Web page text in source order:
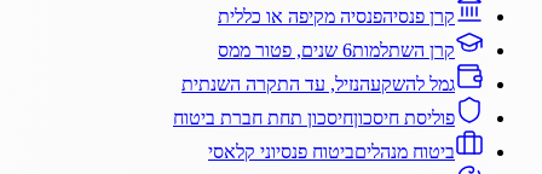
קרן פנסיהפנסיה מקיפה או כללית
קרן השתלמות6 שנים, פטור ממס
גמל להשקעהנזיל, עד התקרה השנתית
פוליסת חיסכוןחיסכון תחת חברת ביטוח
ביטוח מנהליםביטוח פנסיוני קלאסי